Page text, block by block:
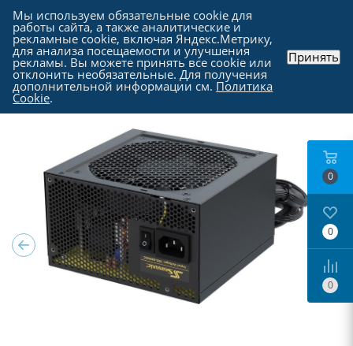
Каталог - Комплектующие для компьютера
Блоки питания для компьютеров
0
0
0
Мы используем обязательные cookie для
работы сайта, а также аналитические и
рекламные cookie, включая Яндекс.Метрику,
для анализа посещаемости и улучшения
рекламы. Вы можете принять все cookie или
отклонить необязательные. Для получения
дополнительной информации см. Политика
Cookie.
Принять